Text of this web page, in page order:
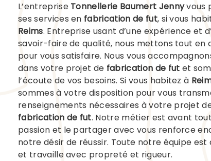
L’entreprise Tonnellerie Baumert Jennyvous
ses services en fabrication de fut, si vous
Reims. Entreprise usant d’une expérience et
savoir-faire de qualité, nous mettons tout en
pour vous satisfaire. Nous vous
dans votre projet de fabrication de fut et
l’écoute de vos besoins. Si vous habitez à
sommes à votre disposition pour vous
renseignements nécessaires à votre projet
fabrication de fut. Notre métier est avant
passion et le partager avec vous renforce
notre désir de réussir. Toute notre équipe est
et travaille avec propreté et rigueur.